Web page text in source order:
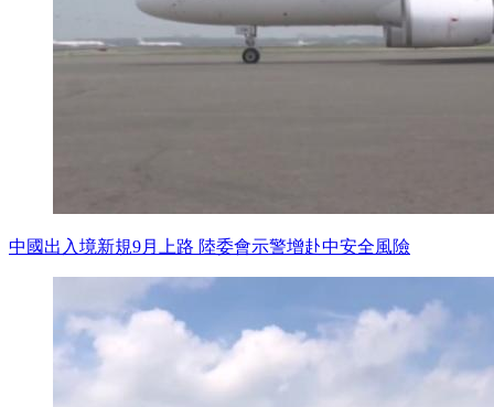
中國出入境新規9月上路 陸委會示警增赴中安全風險